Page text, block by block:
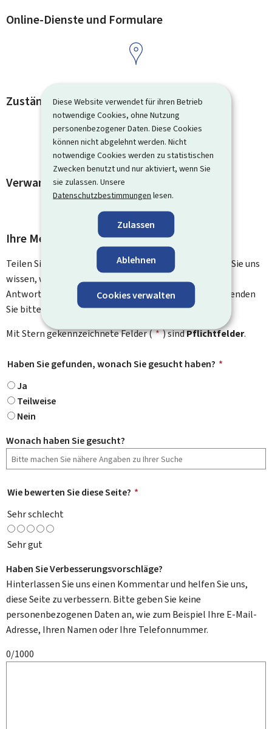
Diese Website verwendet für ihren Betrieb
notwendige Cookies, ohne Nutzung
personenbezogener Daten. Diese Cookies
können nicht abgelehnt werden. Nicht
notwendige Cookies werden zu statistischen
Zwecken benutzt und nur aktiviert, wenn Sie
sie zulassen. Unsere
Datenschutzbestimmungen lesen.
Zulassen
Ablehnen
Cookies verwalten
Online-Dienste und Formulare
Zuständige Kontaktstellen
Verwandte Vorgänge und Links
Ihre Meinung interessiert uns
Teilen Sie uns Ihre Meinung zu dieser Seite mit. Lassen Sie uns
wissen, was wir verbessern können. Sie erhalten keine
Antwort auf Ihr Feedback. Für spezifische Fragen verwenden
Sie bitte das Kontaktformular.
Mit Stern gekennzeichnete Felder ( * ) sindPflichtfelder.
Haben Sie gefunden, wonach Sie gesucht haben? *
Ja
Teilweise
Nein
Wonach haben Sie gesucht?
Wie bewerten Sie diese Seite? *
Sehr schlecht
Sehr gut
Haben Sie Verbesserungsvorschläge?
Hinterlassen Sie uns einen Kommentar und helfen Sie uns,
diese Seite zu verbessern. Bitte geben Sie keine
personenbezogenen Daten an, wie zum Beispiel Ihre E-Mail-
Adresse, Ihren Namen oder Ihre Telefonnummer.
0/1000